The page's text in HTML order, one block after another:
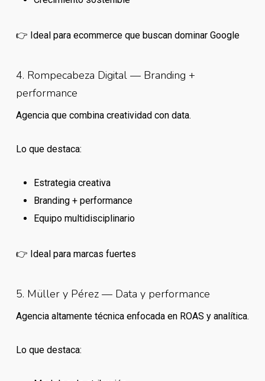
👉 Ideal para ecommerce que buscan dominar Google
4. Rompecabeza Digital — Branding +
performance
Agencia que combina creatividad con data.
Lo que destaca:
Estrategia creativa
Branding + performance
Equipo multidisciplinario
👉 Ideal para marcas fuertes
5. Müller y Pérez — Data y performance
Agencia altamente técnica enfocada en ROAS y analítica.
Lo que destaca: